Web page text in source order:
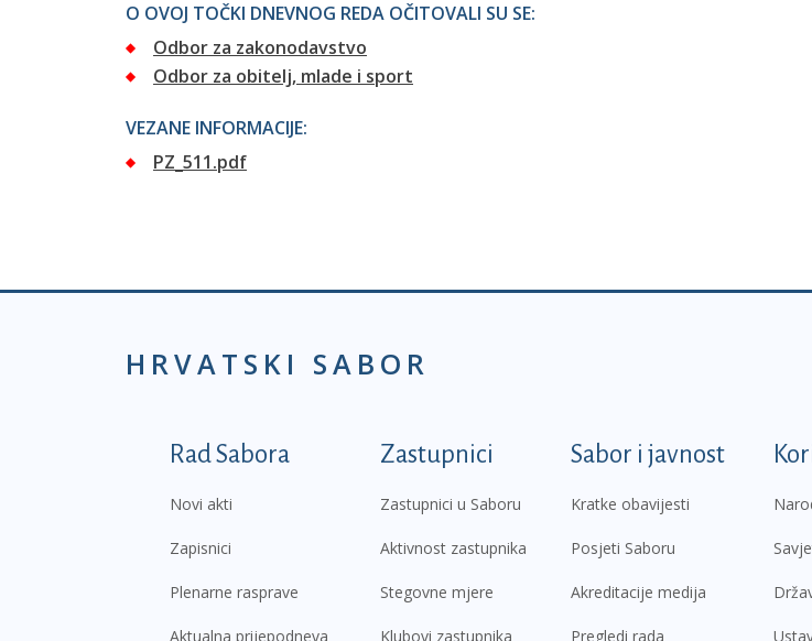
O OVOJ TOČKI DNEVNOG REDA OČITOVALI SU SE:
Odbor za zakonodavstvo
Odbor za obitelj, mlade i sport
VEZANE INFORMACIJE:
PZ_511.pdf
HRVATSKI SABOR
Podnožje prvi izbornik
Rad Sabora
Novi akti
Zapisnici
Plenarne rasprave
Aktualna prijepodneva
Zastupnici
Zastupnici u Saboru
Aktivnost zastupnika
Stegovne mjere
Klubovi zastupnika
Sabor i javnost
Kratke obavijesti
Posjeti Saboru
Akreditacije medija
Pregledi rada